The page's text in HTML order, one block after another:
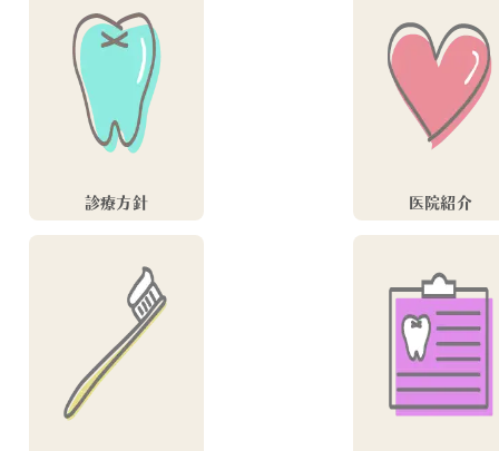
診療方針 医院紹介